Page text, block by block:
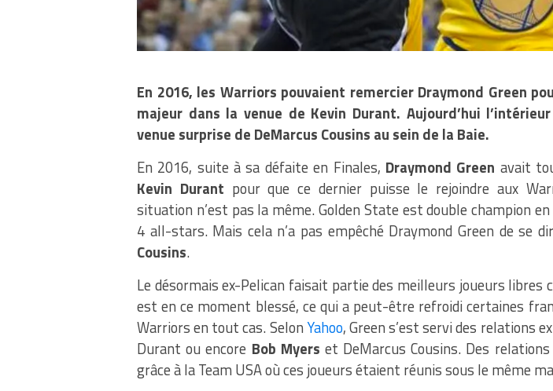
En 2016, les Warriors pouvaient remercier Draymond Green
majeur dans la venue de Kevin Durant. Aujourd’hui
venue surprise de DeMarcus Cousins au sein de la Baie.
En 2016, suite à sa défaite en Finales, Draymond Green avait
Kevin Durant pour que ce dernier puisse le rejoindre aux
situation n’est pas la même. Golden State est double champion
4 all-stars. Mais cela n’a pas empêché Draymond Green de se
Cousins.
Le désormais ex-Pelican faisait partie des meilleurs joueurs libres
est en ce moment blessé, ce qui a peut-être refroidi certaines
Warriors en tout cas. SelonYahoo, Green s’est servi des relations
Durant ou encore Bob Myers et DeMarcus Cousins. Des
grâce à la Team USA où ces joueurs étaient réunis sous le même